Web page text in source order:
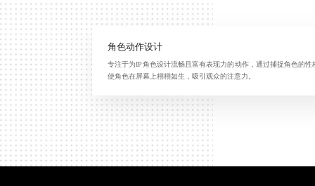
角色动作设计
专注于为IP角色设计流畅且富有表现力的动作，通过捕捉角色的
使角色在屏幕上栩栩如生，吸引观众的注意力。